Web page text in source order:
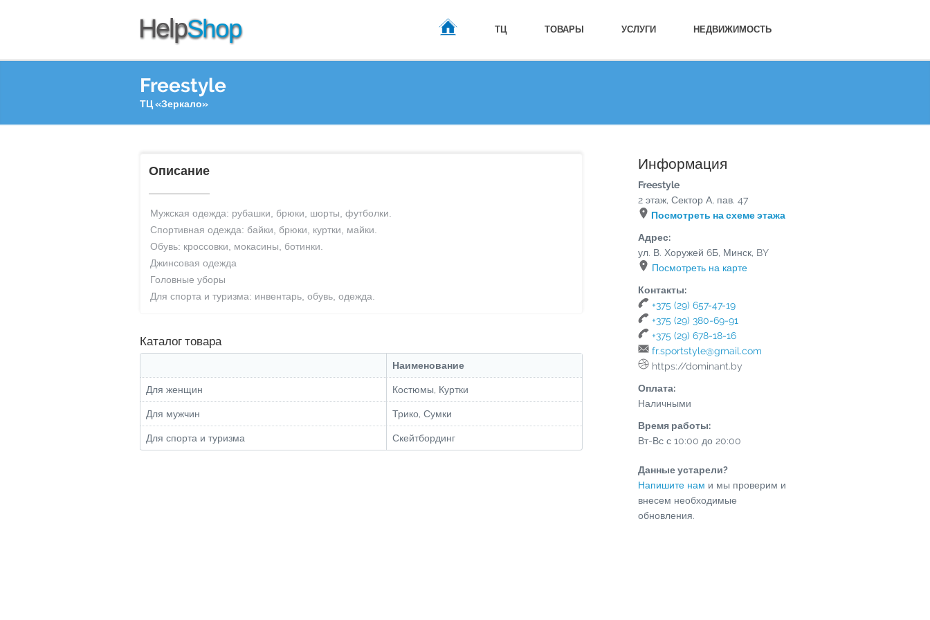
ТЦ ТОВАРЫ УСЛУГИ НЕДВИЖИМОСТЬ
Freestyle
ТЦ «Зеркало»
Описание
Мужская одежда: рубашки, брюки шорты футболки.
Спортивная одежда: байки брюки куртки
майки.
Обувь: кроссовки мокасины
ботинки.
Джинсовая одежда
Головные уборы
Для спорта и туризма: инвентарь, обувь одежда.
Каталог товара
Наименование
Для женщин Костюмы, Куртки
Для мужчин Трико, Сумки
Для спорта и туризма Скейтбординг
Информация
Freestyle
2 этаж, Сектор А, пав. 47
Посмотреть на схеме этажа
Адрес:
ул. В. Хоружей 6Б, Минск, BY
Посмотреть на карте
Контакты:
+375 (29) 657-47-19
+375 (29) 380-69-91
+375 (29) 678-18-16
fr.sportstyle@gmail.com
https://dominant.by
Оплата:
Наличными
Время работы:
Вт-Вс с 10:00 до 20:00
Данные устарели?
Напишите нам и мы проверим и
внесем необходимые
обновления.